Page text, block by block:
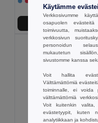
Lisää Ostokoriin
Käytämme
Verkkosivumme
osapuolen
toimivuutta,
verkkosivun
personoidun
mukautetun
sivustomme kanssa
Voit hallita
Välttämättömiä
toiminnalle, ei voida
välttämättömiä
Voit kuitenkin
evästetyypit, kuten
analytiikkaan ja